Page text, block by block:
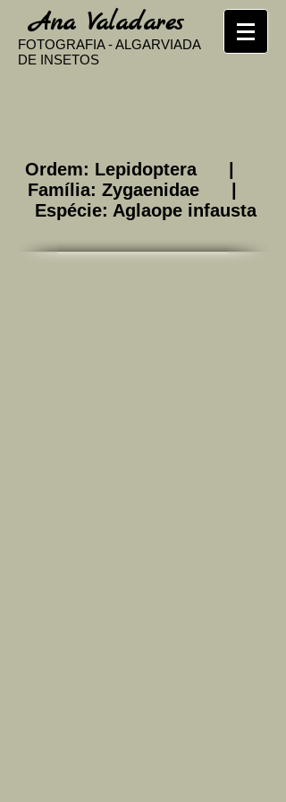
​Ana Valadares
FOTOGRAFIA - ALGARVIADA
DE INSETOS
Ordem: Lepidoptera |
Família: Zygaenidae |
Espécie: Aglaope infausta